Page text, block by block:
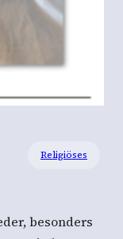
Religiöses
besonders